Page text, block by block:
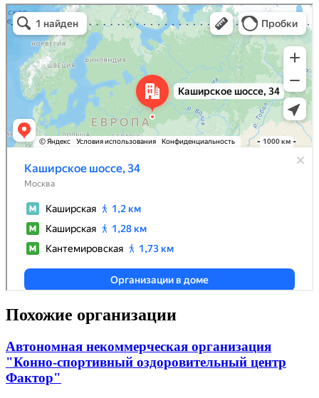
Похожие организации
Автономная некоммерческая организация
"Конно-спортивный оздоровительный центр
Фактор"